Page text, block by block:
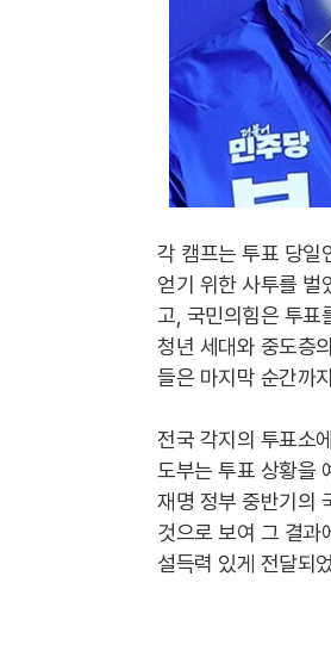
각 캠프는 투표 당일
얻기 위한 사투를 벌
고, 국민의힘은 투표
청년 세대와 중도층
들은 마지막 순간까
전국 각지의 투표소
도부는 투표 상황을
재명 정부 중반기의
것으로 보여 그 결과
설득력 있게 전달되